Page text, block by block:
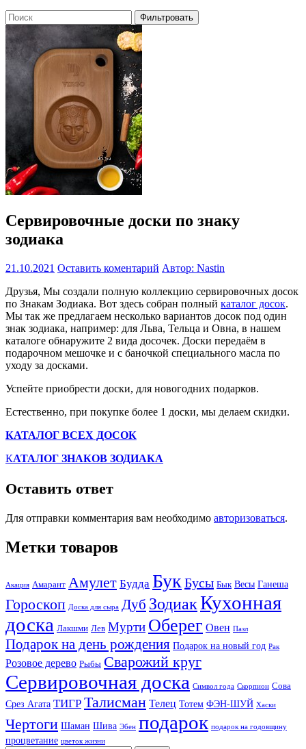
Фильтровать
Сервировочные доски по знаку
зодиака
21.10.2021 Оставить коментарий Автор: Nastin
Друзья, Мы создали полную коллекцию сервировочных досок
по Знакам Зодиака. Вот здесь собран полный каталог досок.
Мы так же предлагаем несколько вариантов досок под один
знак зодиака, например: для Льва, Тельца и Овна, в нашем
каталоге обнаружите 2 вида досочек. Доски передаём в
подарочном мешочке и с баночкой специального масла по
уходу за досками.
Успейте приобрести доски, для новогодних подарков.
Естественно, при покупке более 1 доски, мы делаем скидки.
КАТАЛОГ ВСЕХ ДОСОК
КАТАЛОГ ЗНАКОВ ЗОДИАКА
Оставить ответ
Для отправки комментария вам необходимо авторизоваться.
Метки товаров
Акация Амарант Амулет Будда БукБусы Бык Весы Ганеша
Гороскоп Доска для сыра Дуб ЗодиакКухонная
доска Лакшми Лев Мурти Оберег Овен Пазл
Подарок на день рождения Подарок на новый год Рак
Розовое дерево Рыбы Сварожий круг
Сервировочная доска Символ года Скорпион Сова
Срез Агата ТИГР Талисман Телец Тотем ФЭН-ШУЙ Хаски
Чертоги Шаман Шива Эбен подарок подарок на годовщину
процветание цветок жизни